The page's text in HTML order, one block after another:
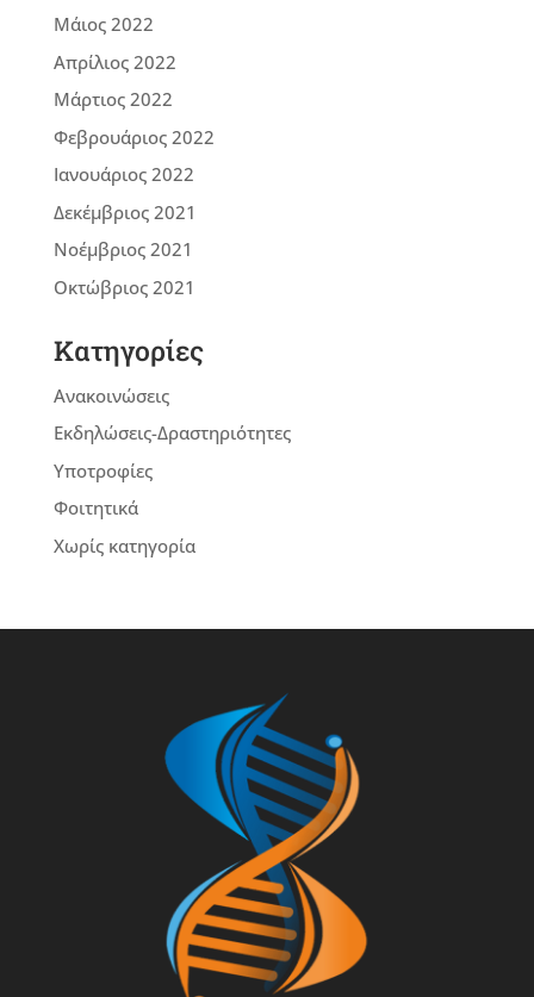
Μάιος 2022
Απρίλιος 2022
Μάρτιος 2022
Φεβρουάριος 2022
Ιανουάριος 2022
Δεκέμβριος 2021
Νοέμβριος 2021
Οκτώβριος 2021
Kατηγορίες
Ανακοινώσεις
Εκδηλώσεις-Δραστηριότητες
Υποτροφίες
Φοιτητικά
Χωρίς κατηγορία